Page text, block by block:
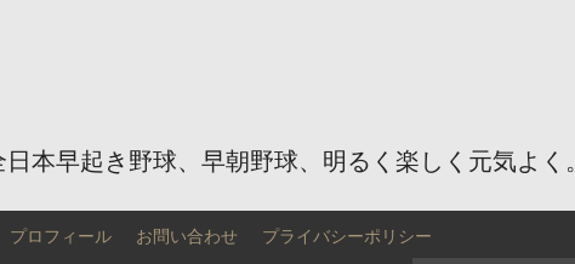
本早起き野球、早朝野球、明るく楽しく元気よく。
プロフィール お問い合わせ プライバシーポリシー